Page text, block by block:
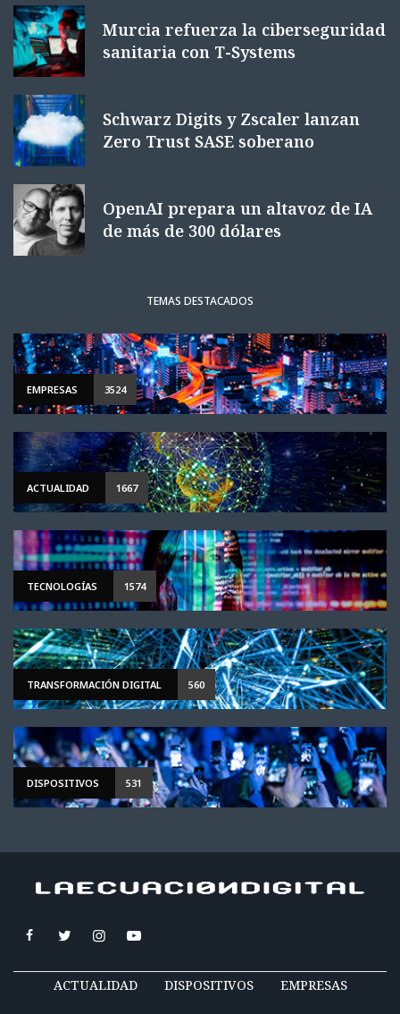
Murcia refuerza la ciberseguridad
sanitaria con T-Systems
Schwarz Digits y Zscaler lanzan
Zero Trust SASE soberano
OpenAI prepara un altavoz de IA
de más de 300 dólares
TEMAS DESTACADOS
EMPRESAS 3524
ACTUALIDAD 1667
TECNOLOGÍAS 1574
TRANSFORMACIÓN DIGITAL 560
DISPOSITIVOS 531
ACTUALIDAD DISPOSITIVOS EMPRESAS